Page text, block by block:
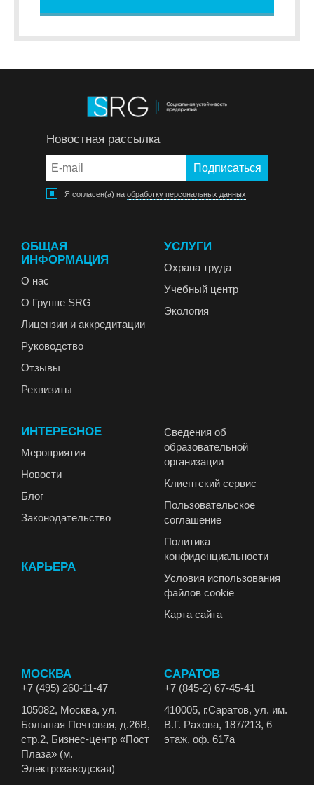
Новостная рассылка
Я согласен(а) на обработку персональных данных
ОБЩАЯ
ИНФОРМАЦИЯ
О нас
О Группе SRG
Лицензии и аккредитации
Руководство
Отзывы
Реквизиты
УСЛУГИ
Охрана труда
Учебный центр
Экология
ИНТЕРЕСНОЕ
Мероприятия
Новости
Блог
Законодательство
КАРЬЕРА
Сведения об
образовательной
организации
Клиентский сервис
Пользовательское
соглашение
Политика
конфиденциальности
Условия использования
файлов cookie
Карта сайта
МОСКВА
+7 (495) 260-11-47
105082, Москва, ул.
Большая Почтовая, д.26В,
стр.2, Бизнес-центр «Пост
Плаза» (м.
Электрозаводская)
САРАТОВ
+7 (845-2) 67-45-41
410005, г.Саратов, ул. им.
В.Г. Рахова, 187/213, 6
этаж, оф. 617а